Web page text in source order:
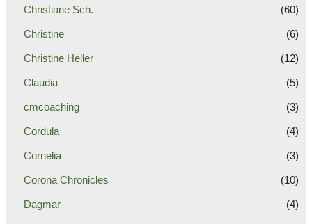
Christiane Sch. (60)
Christine (6)
Christine Heller (12)
Claudia (5)
cmcoaching (3)
Cordula (4)
Cornelia (3)
Corona Chronicles (10)
Dagmar (4)